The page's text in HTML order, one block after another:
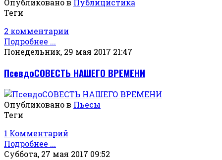
Опубликовано в Публицистика
Теги
2 комментарии
Подробнее ...
Понедельник, 29 мая 2017 21:47
ПсевдоСОВЕСТЬ НАШЕГО ВРЕМЕНИ
Опубликовано в Пьесы
Теги
1 Комментарий
Подробнее ...
Суббота, 27 мая 2017 09:52